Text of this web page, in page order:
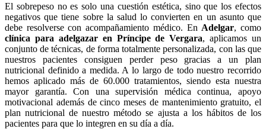
El sobrepeso no es solo una cuestión estética, sino que los efectos
negativos que tiene sobre la salud lo convierten en un asunto que
debe resolverse con acompañamiento médico. En Adelgar, como
clínica para adelgazar en Príncipe de Vergara, aplicamos un
conjunto de técnicas, de forma totalmente personalizada, con las que
nuestros pacientes consiguen perder peso gracias a un plan
nutricional definido a medida. A lo largo de todo nuestro recorrido
hemos aplicado más de 60.000 tratamientos, siendo esta nuestra
mayor garantía. Con una supervisión médica continua, apoyo
motivacional además de cinco meses de mantenimiento gratuito, el
plan nutricional de nuestro método se ajusta a los hábitos de los
pacientes para que lo integren en su día a día.